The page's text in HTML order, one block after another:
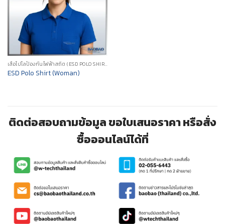
เสื้อโปโลป้องกันไฟฟ้าสถิต (ESD POLO SHIRT)
ESD Polo Shirt (Woman)
ติดต่อสอบถามข้อมูล ขอใบเสนอราคา หรือสั่ง
ซื้อออนไลน์ได้ที่